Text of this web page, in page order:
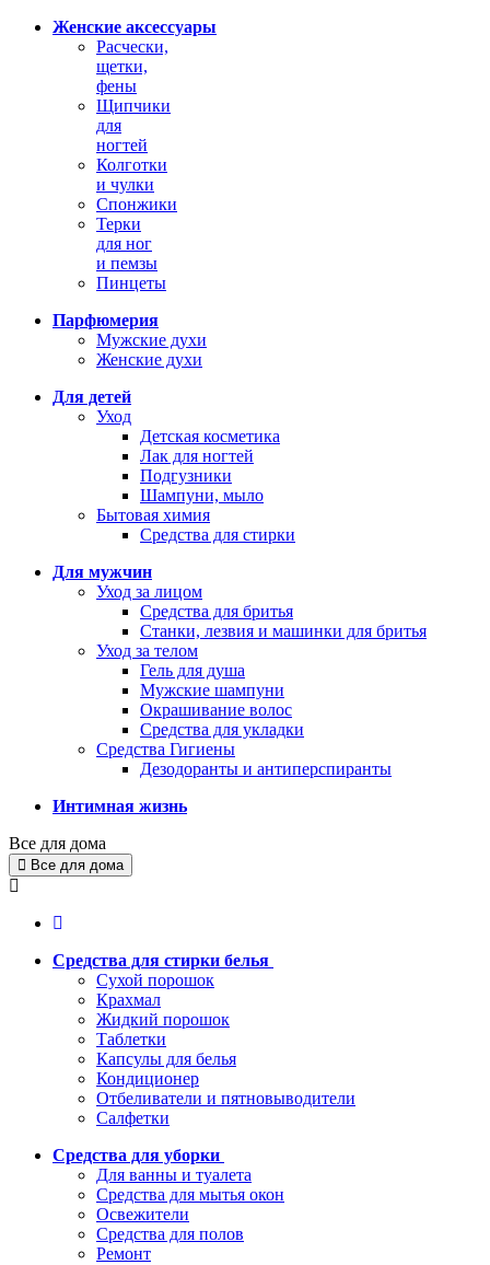
Женские аксессуары
Расчески,
щетки,
фены
Щипчики
для
ногтей
Колготки
и чулки
Спонжики
Терки
для ног
и пемзы
Пинцеты
Парфюмерия
Мужские духи
Женские духи
Для детей
Уход
Детская косметика
Лак для ногтей
Подгузники
Шампуни, мыло
Бытовая химия
Средства для стирки
Для мужчин
Уход за лицом
Средства для бритья
Станки, лезвия и машинки для бритья
Уход за телом
Гель для душа
Мужские шампуни
Окрашивание волос
Средства для укладки
Средства Гигиены
Дезодоранты и антиперспиранты
Интимная жизнь
Все для дома
Все для дома
Средства для стирки белья
Сухой порошок
Крахмал
Жидкий порошок
Таблетки
Капсулы для белья
Кондиционер
Отбеливатели и пятновыводители
Салфетки
Средства для уборки
Для ванны и туалета
Средства для мытья окон
Освежители
Средства для полов
Ремонт